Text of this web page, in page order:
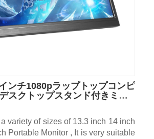
ンチ1080pラップトップコンピ
スクトップスタンド付きミニ
variety of sizes of 13.3 inch 14 inch
Portable Monitor , It is very suitable